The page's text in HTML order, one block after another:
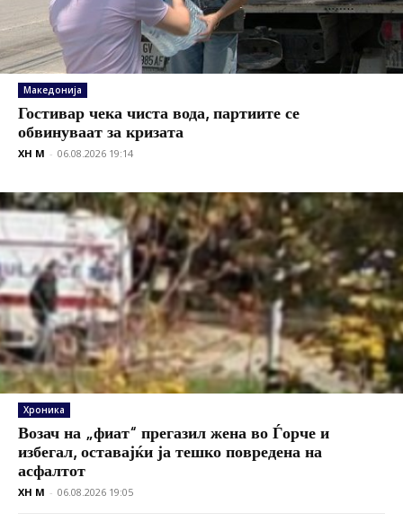
Македонија
Гостивар чека чиста вода, партиите се
обвинуваат за кризата
XH M - 06.08.2026 19:14
Хроника
Возач на „фиат“ прегазил жена во Ѓорче и
избегал, оставајќи ја тешко повредена на
асфалтот
XH M - 06.08.2026 19:05